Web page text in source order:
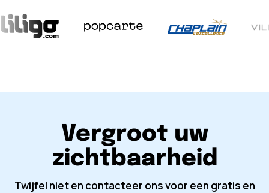
Vergroot uw
zichtbaarheid
Twijfel niet en contacteer ons voor een gratis en